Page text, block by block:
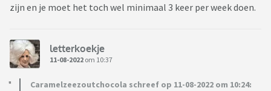
zijn en je moet het toch wel minimaal 3 keer per week doen.
letterkoekje
11-08-2022 om 10:37
Caramelzeezoutchocola schreef op 11-08-2022 om 10:24: